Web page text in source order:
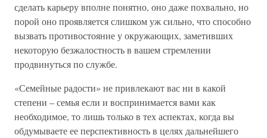
сделать карьеру вполне понятно, оно даже похвально, но
порой оно проявляется слишком уж сильно, что способно
вызвать противостояние у окружающих, заметивших
некоторую безжалостность в вашем стремлении
продвинуться по службе.
«Семейные радости» не привлекают вас ни в какой
степени – семья если и воспринимается вами как
необходимое, то лишь только в тех аспектах, когда вы
обдумываете ее перспективность в целях дальнейшего